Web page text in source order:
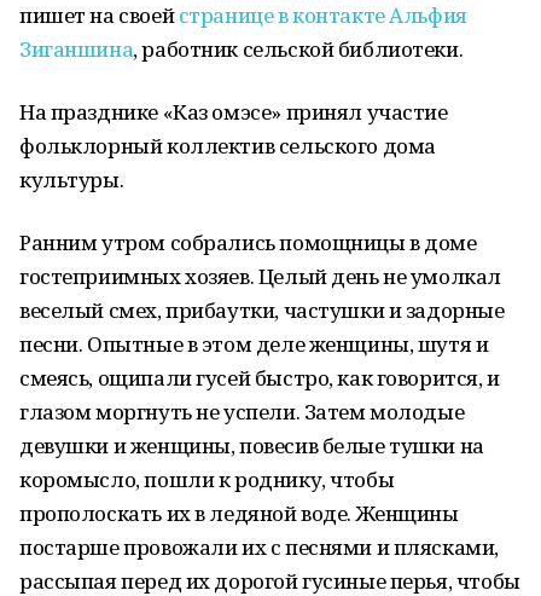
пишет на своейстранице в контакте Альфия
Зиганшина, работник сельской библиотеки.
На празднике «Каз омэсе» принял участие
фольклорный коллектив сельского дома
культуры.
Ранним утром собрались помощницы в доме
гостеприимных хозяев. Целый день не умолкал
веселый смех, прибаутки, частушки и задорные
песни. Опытные в этом деле женщины, шутя и
смеясь, ощипали гусей быстро, как говорится, и
глазом моргнуть не успели. Затем молодые
девушки и женщины, повесив белые тушки на
коромысло, пошли к роднику, чтобы
прополоскать их в ледяной воде. Женщины
постарше провожали их с песнями и плясками,
рассыпая перед их дорогой гусиные перья, чтобы